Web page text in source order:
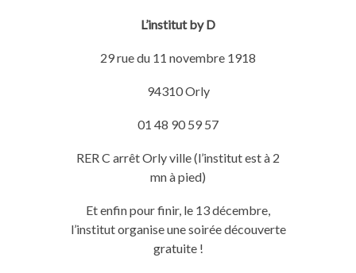
L’institut by D
29 rue du 11 novembre 1918
94310 Orly
01 48 90 59 57
RER C arrêt Orly ville (l’institut est à 2
mn à pied)
Et enfin pour finir, le 13 décembre,
l’institut organise une soirée découverte
gratuite !